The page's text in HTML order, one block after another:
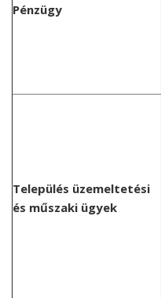
Pénzügy
Település üzemeltetési
és műszaki ügyek